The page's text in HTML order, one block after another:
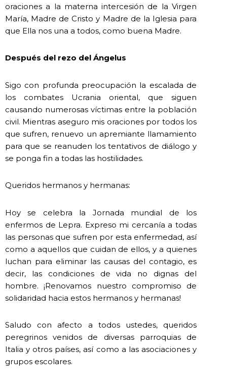
oraciones a la materna intercesión de la Virgen
María, Madre de Cristo y Madre de la Iglesia para
que Ella nos una a todos, como buena Madre.
Después del rezo del Ángelus
Sigo con profunda preocupación la escalada de
los combates Ucrania oriental, que siguen
causando numerosas víctimas entre la población
civil. Mientras aseguro mis oraciones por todos los
que sufren, renuevo un apremiante llamamiento
para que se reanuden los tentativos de diálogo y
se ponga fin a todas las hostilidades.
Queridos hermanos y hermanas:
Hoy se celebra la Jornada mundial de los
enfermos de Lepra. Expreso mi cercanía a todas
las personas que sufren por esta enfermedad, así
como a aquellos que cuidan de ellos, y a quienes
luchan para eliminar las causas del contagio, es
decir, las condiciones de vida no dignas del
hombre. ¡Renovamos nuestro compromiso de
solidaridad hacia estos hermanos y hermanas!
Saludo con afecto a todos ustedes, queridos
peregrinos venidos de diversas parroquias de
Italia y otros países, así como a las asociaciones y
grupos escolares.